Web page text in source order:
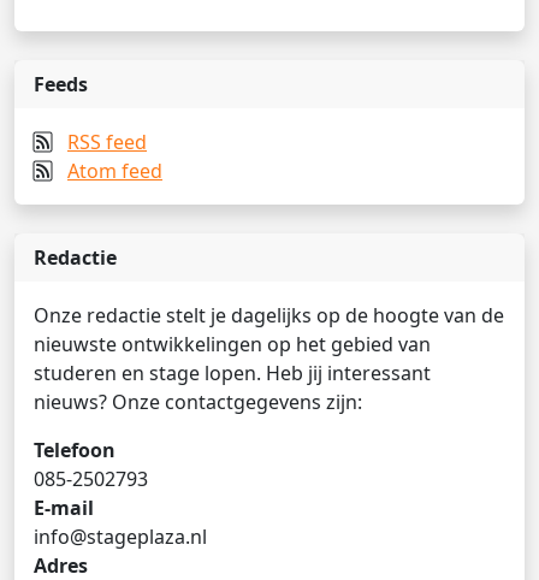
Feeds
RSS feed
Atom feed
Redactie
Onze redactie stelt je dagelijks op de hoogte van de
nieuwste ontwikkelingen op het gebied van
studeren en stage lopen. Heb jij interessant
nieuws? Onze contactgegevens zijn:
Telefoon
085-2502793
E-mail
info@stageplaza.nl
Adres